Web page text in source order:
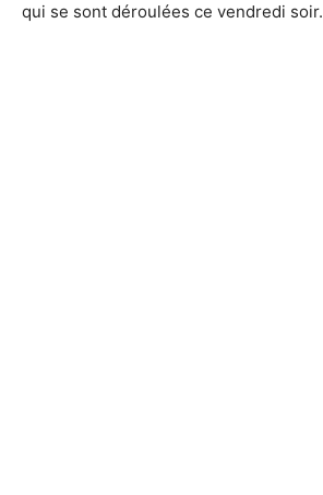
qui se sont déroulées ce vendredi soir.